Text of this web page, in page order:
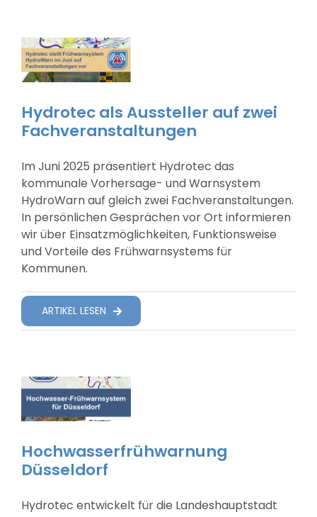
Hydrotec als Aussteller auf zwei
Fachveranstaltungen
Im Juni 2025 präsentiert Hydrotec das
kommunale Vorhersage- und Warnsystem
HydroWarn auf gleich zwei Fachveranstaltungen.
In persönlichen Gesprächen vor Ort informieren
wir über Einsatzmöglichkeiten, Funktionsweise
und Vorteile des Frühwarnsystems für
Kommunen.
ARTIKEL LESEN
Hochwasserfrühwarnung
Düsseldorf
Hydrotec entwickelt für die Landeshauptstadt